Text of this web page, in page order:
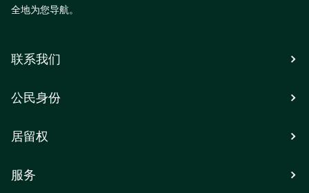
全地为您导航。
联系我们
公民身份
居留权
服务